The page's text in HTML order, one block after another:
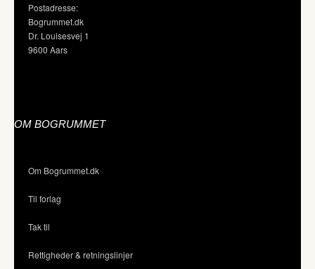
Postadresse:
Bogrummet.dk
Dr. Louisesvej 1
9600 Aars
OM BOGRUMMET
Om Bogrummet.dk
Til forlag
Tak til
Rettigheder & retningslinjer